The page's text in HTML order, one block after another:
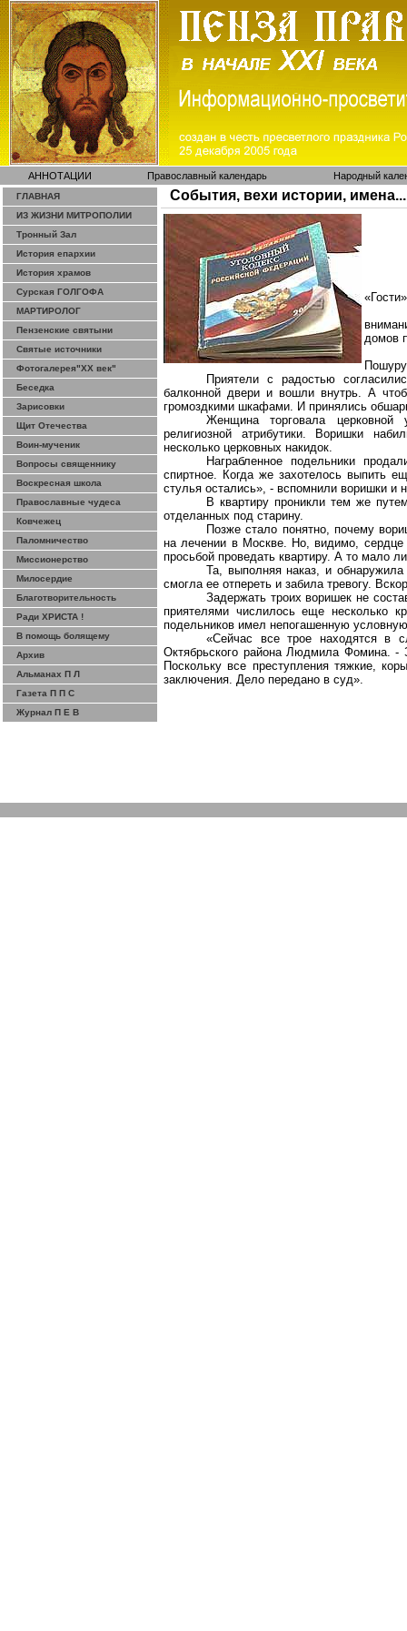
АННОТАЦИИ Православный календарь Народный
ГЛАВНАЯ
ИЗ ЖИЗНИ МИТРОПОЛИИ
Тронный Зал
История епархии
История храмов
Сурская ГОЛГОФА
МАРТИРОЛОГ
Пензенские святыни
Святые источники
Фотогалерея"ХХ век"
Беседка
Зарисовки
Щит Отечества
Воин-мученик
Вопросы священнику
Воскресная школа
Православные чудеса
Ковчежец
Паломничество
Миссионерство
Милосердие
Благотворительность
Ради ХРИСТА !
В помощь болящему
Архив
Альманах П Л
Газета П П С
Журнал П Е В
События, вехи истории, имена...
домов
Приятели с радостью
балконной двери и вошли внутрь. А
громоздкими шкафами. И принялись
Женщина торговала
религиозной атрибутики. Воришки
несколько церковных накидок.
Награбленное подельники
спиртное. Когда же захотелось выпить
стулья остались», - вспомнили воришки и
В квартиру проникли тем же
отделанных под старину.
Позже стало понятно, почему
на лечении в Москве. Но, видимо,
просьбой проведать квартиру. А то мало
Та, выполняя наказ, и
смогла ее отпереть и забила тревогу.
Задержать троих воришек не
приятелями числилось еще несколько
подельников имел непогашенную условную
«Сейчас все трое находятся в
Октябрьского района Людмила Фомина. -
Поскольку все преступления тяжкие,
заключения. Дело передано в суд».